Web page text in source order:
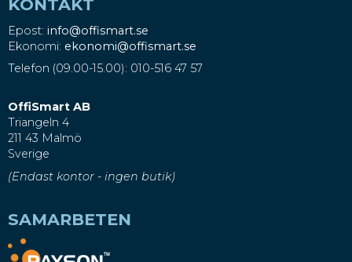
KONTAKT
Epost: info@offismart.se
Ekonomi: ekonomi@offismart.se
Telefon (09.00-15.00): 010-516 47 57
OffiSmart AB
Triangeln 4
211 43 Malmö
Sverige
(Endast kontor - ingen butik)
SAMARBETEN